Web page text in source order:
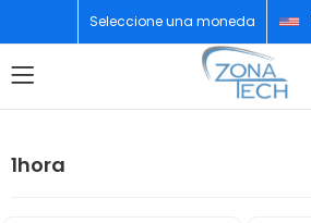
Seleccione una moneda
1hora